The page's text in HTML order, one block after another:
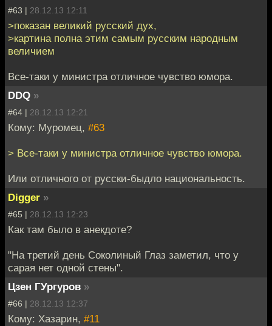
#63 | 28.12.13 12:11
>показан великий русский дух,
>картина полна этим самым русским народным
величием
Все-таки у министра отличное чувство юмора.
DDQ »
#64 | 28.12.13 12:21
Кому: Муромец, #63
> Все-таки у министра отличное чувство юмора.
Или отличного от русски-быдло национальность.
Digger »
#65 | 28.12.13 12:23
Как там было в анекдоте?
"На третий день Соколиный Глаз заметил, что у
сарая нет одной стены".
Цзен ГУргуров »
#66 | 28.12.13 12:37
Кому: Хазарин, #11